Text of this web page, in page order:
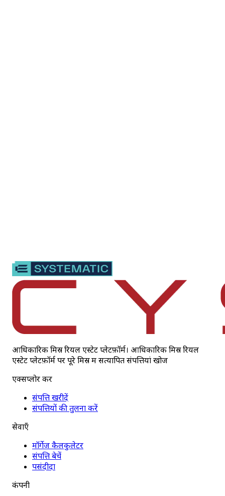
आधिकारिक मिस्र रियल एस्टेट प्लेटफ़ॉर्म। आधिकारिक मिस्र रियल
एस्टेट प्लेटफ़ॉर्म पर पूरे मिस्र में सत्यापित संपत्तियां खोजें
एक्सप्लोर करें
संपत्ति खरीदें
संपत्तियों की तुलना करें
सेवाएँ
मॉर्गेज कैलकुलेटर
संपत्ति बेचें
पसंदीदा
कंपनी